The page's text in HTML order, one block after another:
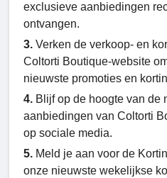
exclusieve aanbiedingen
ontvangen.
3. Verken de verkoop- en
Coltorti Boutique-website
nieuwste promoties en
4. Blijf op de hoogte van de
aanbiedingen van Coltorti
op sociale media.
5. Meld je aan voor de
onze nieuwste wekelijkse